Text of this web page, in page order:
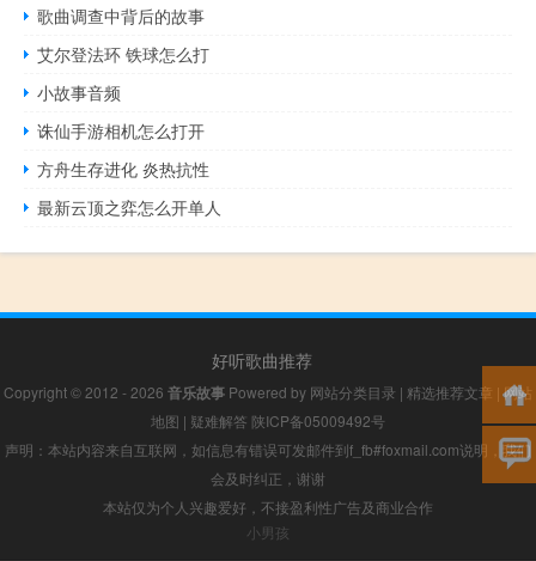
歌曲调查中背后的故事
艾尔登法环 铁球怎么打
小故事音频
诛仙手游相机怎么打开
方舟生存进化 炎热抗性
最新云顶之弈怎么开单人
好听歌曲推荐
Copyright © 2012 - 2026 音乐故事 Powered by 网站分类目录 | 精选推荐文章 |网站
地图 | 疑难解答 陕ICP备05009492号
声明：本站内容来自互联网，如信息有错误可发邮件到f_fb#foxmail.com说明，我们
会及时纠正，谢谢
本站仅为个人兴趣爱好，不接盈利性广告及商业合作
小男孩